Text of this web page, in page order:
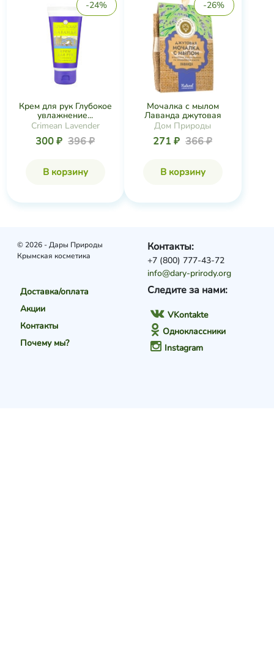
-24%
Крем для рук Глубокое
увлажнение...
Crimean Lavender
300 ₽ 396 ₽
В корзину
-26%
Мочалка с мылом
Лаванда джутовая
Дом Природы
271 ₽ 366 ₽
В корзину
© 2026 - Дары Природы
Крымская косметика
Доставка/оплата
Акции
Контакты
Почему мы?
Следите за нами:
VKontakte
Одноклассники
Instagram
Контакты:
+7 (800) 777-43-72
info@dary-prirody.org